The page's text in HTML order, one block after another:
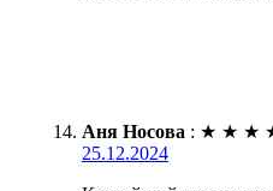
Аня Носова : ★ ★ ★
25.12.2024